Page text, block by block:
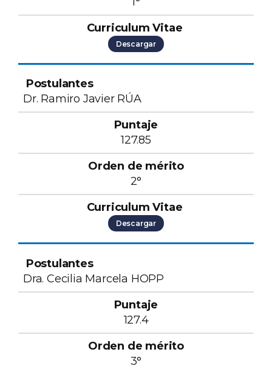
Descargar
Dr. Ramiro Javier RÚA
127.85
2°
Descargar
Dra. Cecilia Marcela HOPP
127.4
3°